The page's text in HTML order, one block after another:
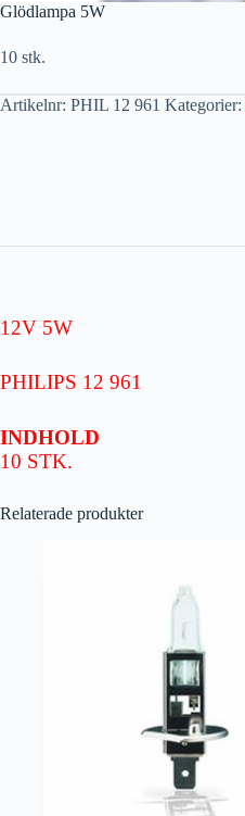
Glödlampa 5W
10 stk.
Artikelnr: PHIL 12 961 Kategorier:
12V 5W
PHILIPS 12 961
INDHOLD
10 STK.
Relaterade produkter